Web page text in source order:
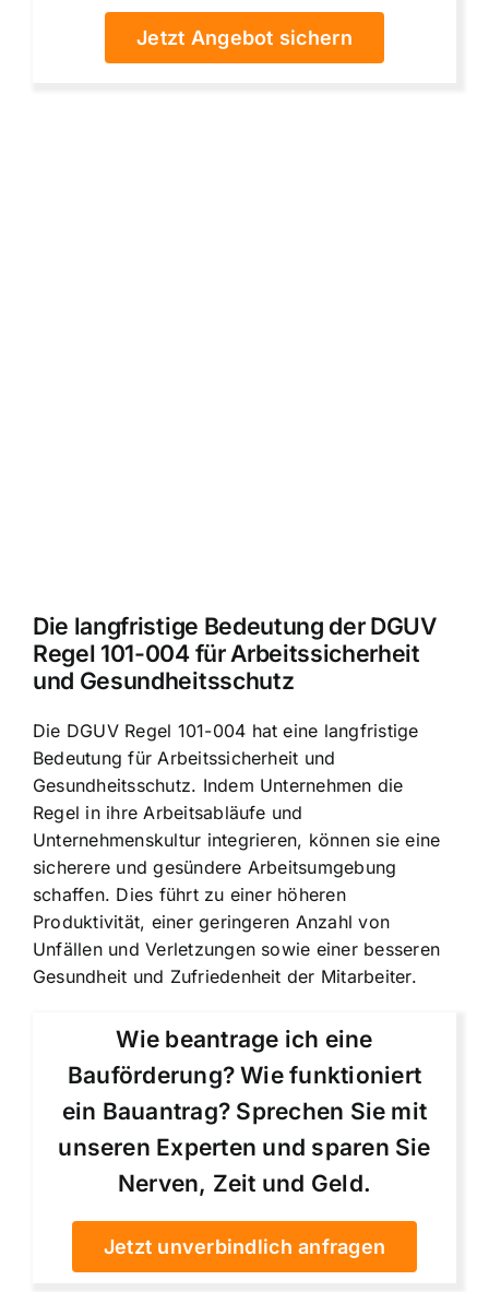
Jetzt Angebot sichern
Die langfristige Bedeutung der DGUV
Regel 101-004 für Arbeitssicherheit
und Gesundheitsschutz
Die DGUV Regel 101-004 hat eine langfristige
Bedeutung für Arbeitssicherheit und
Gesundheitsschutz. Indem Unternehmen die
Regel in ihre Arbeitsabläufe und
Unternehmenskultur integrieren, können sie eine
sicherere und gesündere Arbeitsumgebung
schaffen. Dies führt zu einer höheren
Produktivität, einer geringeren Anzahl von
Unfällen und Verletzungen sowie einer besseren
Gesundheit und Zufriedenheit der Mitarbeiter.
Wie beantrage ich eine
Bauförderung? Wie funktioniert
ein Bauantrag? Sprechen Sie mit
unseren Experten und sparen Sie
Nerven, Zeit und Geld.
Jetzt unverbindlich anfragen